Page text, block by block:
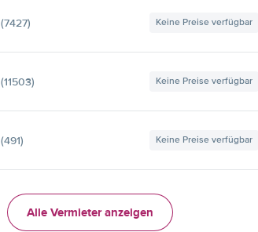
(7427) Keine Preise verfügbar
(11503) Keine Preise verfügbar
(491) Keine Preise verfügbar
Alle Vermieter anzeigen